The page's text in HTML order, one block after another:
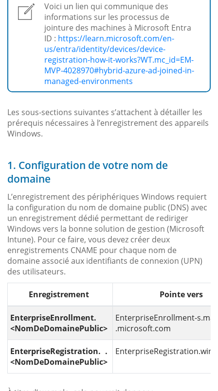
Voici un lien qui communique des
informations sur les processus de
jointure des machines à Microsoft Entra
ID : https://learn.microsoft.com/en-
us/entra/identity/devices/device-
registration-how-it-works?WT.mc_id=EM-
MVP-4028970#hybrid-azure-ad-joined-in-
managed-environments
Les sous-sections suivantes s’attachent à détailler les
prérequis nécessaires à l’enregistrement des appareils
Windows.
1. Configuration de votre nom de
domaine
L’enregistrement des périphériques Windows requiert
la configuration du nom de domaine public (DNS) avec
un enregistrement dédié permettant de rediriger
Windows vers la bonne solution de gestion (Microsoft
Intune). Pour ce faire, vous devez créer deux
enregistrements CNAME pour chaque nom de
domaine associé aux identifiants de connexion (UPN)
des utilisateurs.
Enregistrement Pointe vers
EnterpriseEnrollment.
<NomDeDomainePublic>
EnterpriseEnrollment-
.microsoft.com
EnterpriseRegistration. .
<NomDeDomainePublic>